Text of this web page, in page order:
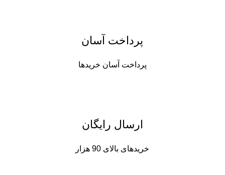
پرداخت آسان
پرداخت آسان خریدها
ارسال رایگان
خریدهای بالای 90 هزار